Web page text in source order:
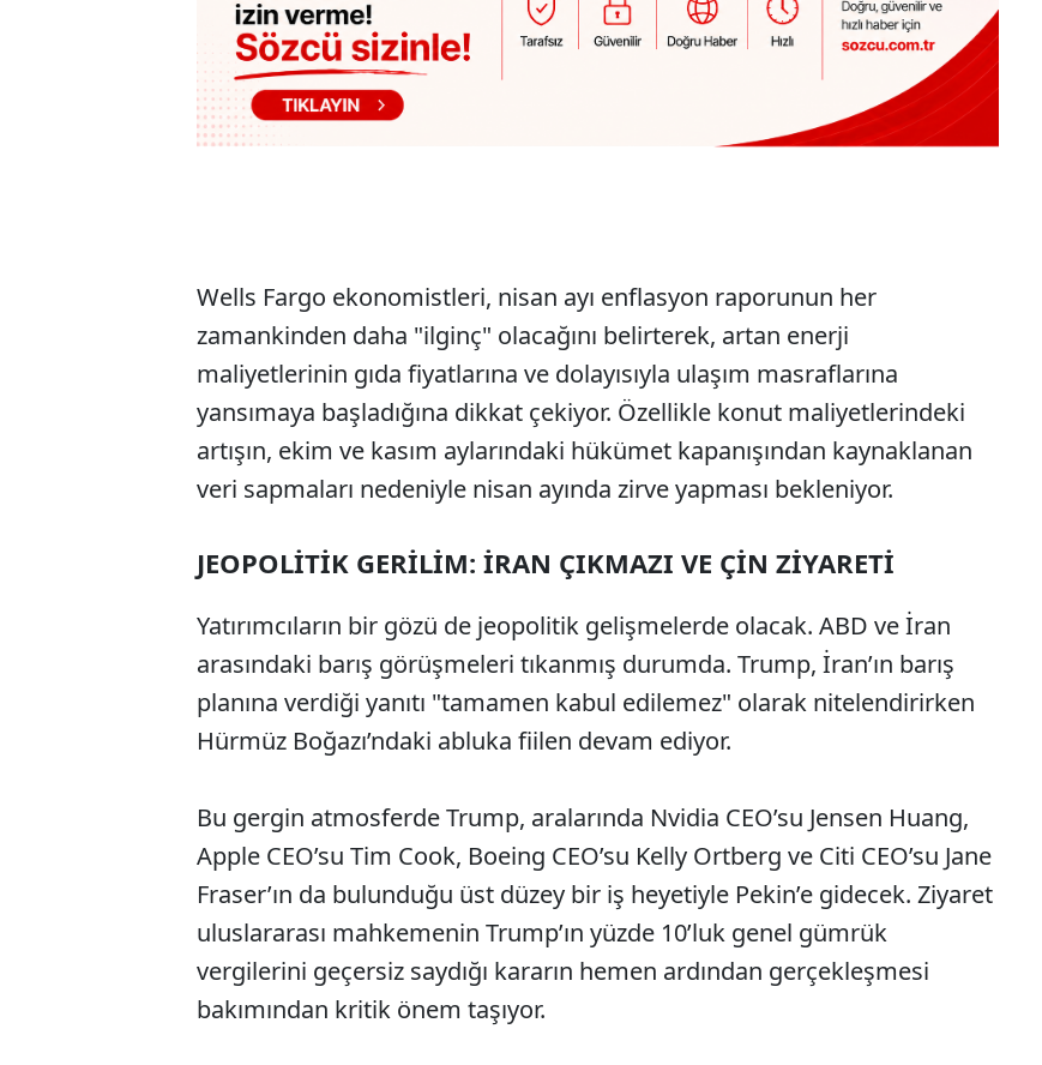
Wells Fargo ekonomistleri, nisan ayı enflasyon raporunun her
zamankinden daha "ilginç" olacağını belirterek, artan enerji
maliyetlerinin gıda fiyatlarına ve dolayısıyla ulaşım masraflarına
yansımaya başladığına dikkat çekiyor. Özellikle konut maliyetlerindeki
artışın, ekim ve kasım aylarındaki hükümet kapanışından kaynaklanan
veri sapmaları nedeniyle nisan ayında zirve yapması bekleniyor.
JEOPOLİTİK GERİLİM: İRAN ÇIKMAZI VE ÇİN ZİYARETİ
Yatırımcıların bir gözü de jeopolitik gelişmelerde olacak. ABD ve İran
arasındaki barış görüşmeleri tıkanmış durumda. Trump, İran’ın barış
planına verdiği yanıtı "tamamen kabul edilemez" olarak nitelendirirken
Hürmüz Boğazı’ndaki abluka fiilen devam ediyor.
Bu gergin atmosferde Trump, aralarında Nvidia CEO’su Jensen Huang,
Apple CEO’su Tim Cook, Boeing CEO’su Kelly Ortberg ve Citi CEO’su Jane
Fraser’ın da bulunduğu üst düzey bir iş heyetiyle Pekin’e gidecek. Ziyaret
uluslararası mahkemenin Trump’ın yüzde 10’luk genel gümrük
vergilerini geçersiz saydığı kararın hemen ardından gerçekleşmesi
bakımından kritik önem taşıyor.